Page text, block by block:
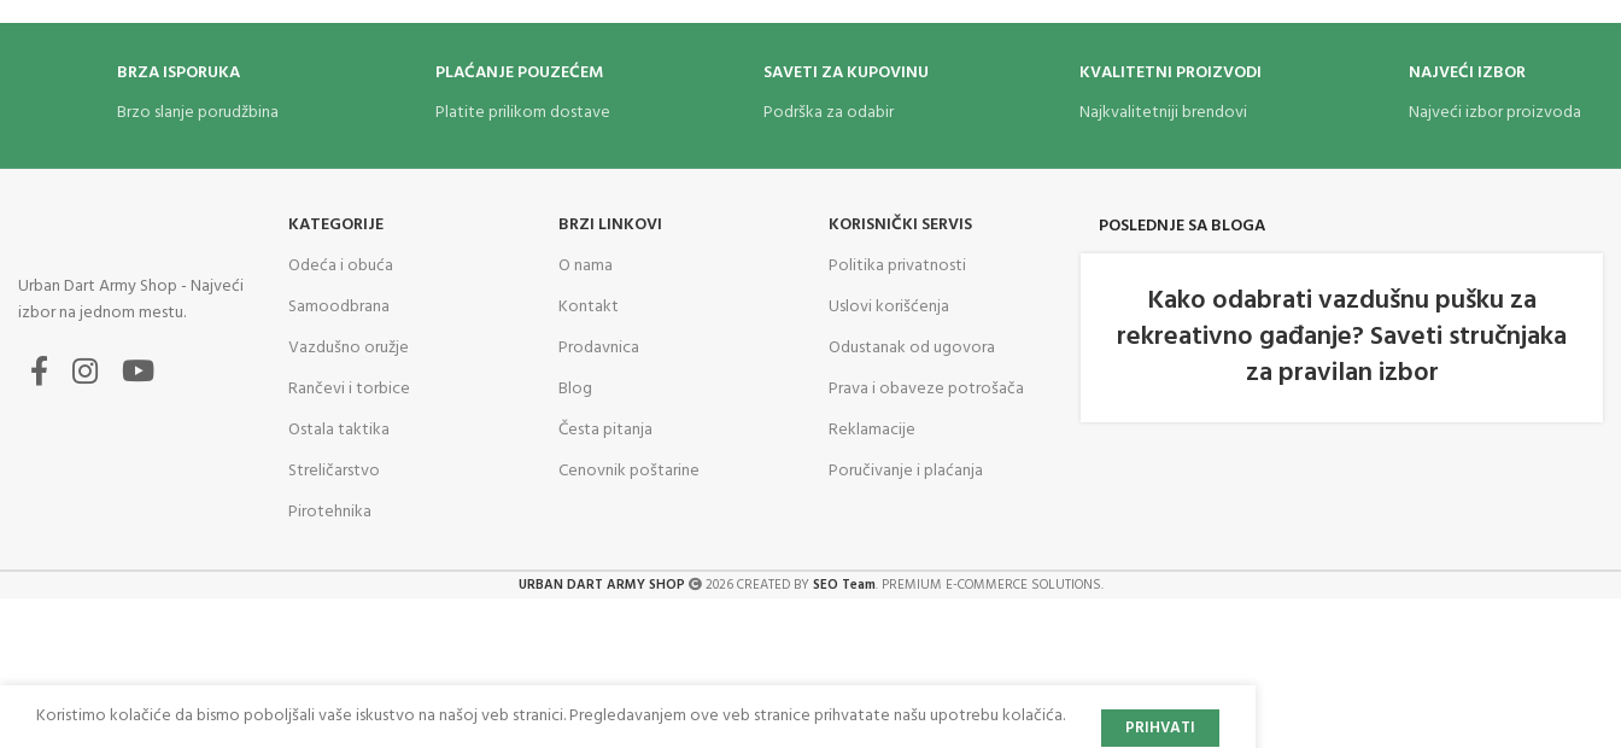
EN166:2001
BRZA ISPORUKA
Brzo slanje porudžbina
PLAĆANJE POUZEĆEM
Platite prilikom dostave
SAVETI ZA KUPOVINU
Podrška za odabir
KVALITETNI PROIZVODI
Najkvalitetniji brendovi
NAJVEĆI IZBOR
Najveći izbor proizvoda
Urban Dart Army Shop - Najveći
izbor na jednom mestu.
KATEGORIJE
Odeća i obuća
Samoodbrana
Vazdušno oružje
Rančevi i torbice
Ostala taktika
Streličarstvo
Pirotehnika
BRZI LINKOVI
O nama
Kontakt
Prodavnica
Blog
Česta pitanja
Cenovnik poštarine
KORISNIČKI SERVIS
Politika privatnosti
Uslovi korišćenja
Odustanak od ugovora
Prava i obaveze potrošača
Reklamacije
Poručivanje i plaćanja
POSLEDNJE SA BLOGA
Kako odabrati vazdušnu pušku za
rekreativno gađanje? Saveti stručnjaka
za pravilan izbor
URBAN DART ARMY SHOP 2026 CREATED BYSEO Team. PREMIUM E-COMMERCE SOLUTIONS.
Koristimo kolačiće da bismo poboljšali vaše iskustvo na našoj veb stranici. Pregledavanjem ove veb stranice prihvatate našu upotrebu kolačića. PRIHVATI